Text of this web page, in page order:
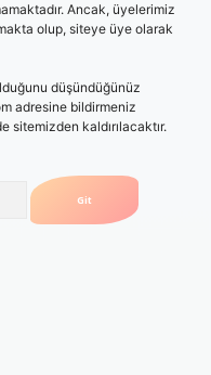
Ancak, üyelerimiz
olup, siteye üye olarak
düşündüğünüz
adresine bildirmeniz
sitemizden kaldırılacaktır.